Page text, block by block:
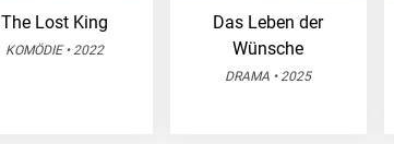
The Lost King
KOMÖDIE • 2022
Das Leben der
Wünsche
DRAMA • 2025